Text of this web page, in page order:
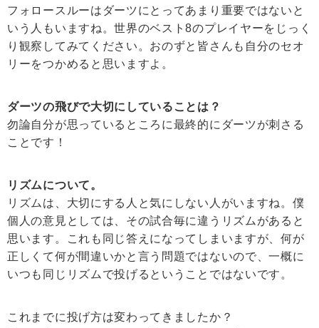
フォロースルーはダーツにとってあまり重要ではないと
いう人もいますね。世界のベスト8のプレイヤーをじっく
り観察してみてください。おのずと皆さんも自分のセオ
リーをつかめると思いますよ。
ダーツの飛びで大切にしていることは？
勿論自分が思っているところに最終的にダーツが刺さる
ことです！
リズムについて。
リズムは、大切にする人と気にしない人がいますね。僕
個人の意見としては、その試合毎に違うリズムがあると
思います。これも同じ答えになってしまいますが、何が
正しくて何が間違いかと言う問題ではないので、一概に
いつも同じリズムで投げるということではないです。
これまでに投げ方は変わってきましたか？